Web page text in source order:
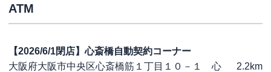
ATM
【2026/6/1閉店】心斎橋自動契約コーナー
大阪府大阪市中央区心斎橋筋１丁目１０－１ 心
2.2km